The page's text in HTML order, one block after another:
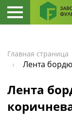
Главная страница
Лента
Лента